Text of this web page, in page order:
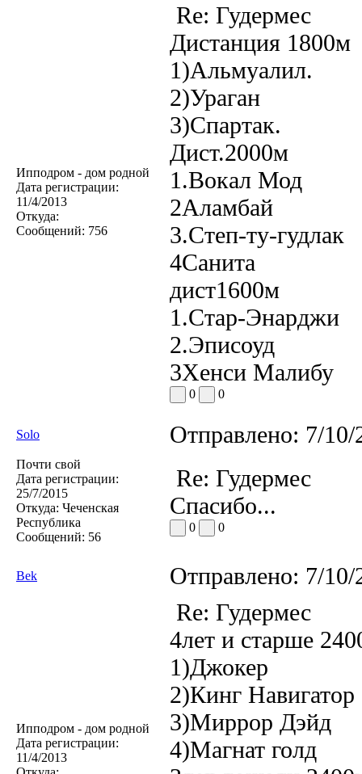
Ипподром - дом родной
Дата регистрации:
11/4/2013
Откуда:
Сообщений: 756
Re: Гудермес
Дистанция 1800м
1)Альмуалил.
2)Ураган
3)Спартак.
Дист.2000м
1.Вокал Мод
2Аламбай
3.Степ-ту-гудлак
4Санита
дист1600м
1.Стар-Энарджи
2.Эписоуд
3Хенси Малибу
0 0
Solo Отправлено: 7/
Почти свой
Дата регистрации:
25/7/2015
Откуда: Чеченская
Республика
Сообщений: 56
Re: Гудермес
Спасибо...
0 0
Bek Отправлено: 7/
Ипподром - дом родной
Дата регистрации:
11/4/2013
Re: Гудермес
4лет и старше
1)Джокер
2)Кинг Навигатор
3)Миррор Дэйд
4)Магнат голд